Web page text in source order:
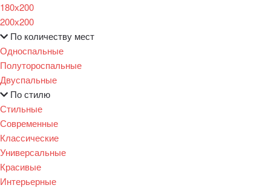
180х200
200х200
По количеству мест
Односпальные
Полутороспальные
Двуспальные
По стилю
Стильные
Современные
Классические
Универсальные
Красивые
Интерьерные